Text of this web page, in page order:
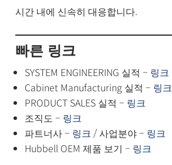
시간 내에 신속히 대응합니다.
빠른 링크
SYSTEM ENGINEERING 실적 – 링크
Cabinet Manufacturing 실적 – 링크
PRODUCT SALES 실적 – 링크
조직도 – 링크
파트너사 – 링크 / 사업분야 – 링크
Hubbell OEM 제품 보기 – 링크